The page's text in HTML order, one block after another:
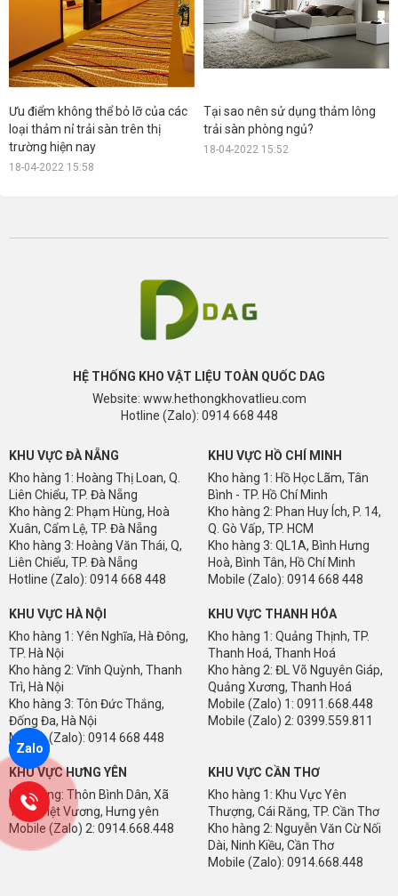
Ưu điểm không thể bỏ lỡ của các
loại thảm nỉ trải sàn trên thị
trường hiện nay
18-04-2022 15:58
Tại sao nên sử dụng thảm lông
trải sàn phòng ngủ?
18-04-2022 15:52
HỆ THỐNG KHO VẬT LIỆU TOÀN QUỐC DAG
Website: www.hethongkhovatlieu.com
Hotline (Zalo): 0914 668 448
KHU VỰC ĐÀ NẴNG
Kho hàng 1: Hoàng Thị Loan, Q.
Liên Chiểu, TP. Đà Nẵng
Kho hàng 2: Phạm Hùng, Hoà
Xuân, Cẩm Lệ, TP. Đà Nẵng
Kho hàng 3: Hoàng Văn Thái, Q,
Liên Chiểu, TP. Đà Nẵng
Hotline (Zalo): 0914 668 448
KHU VỰC HỒ CHÍ MINH
Kho hàng 1: Hồ Học Lãm, Tân
Bình - TP. Hồ Chí Minh
Kho hàng 2: Phan Huy Ích, P. 14,
Q. Gò Vấp, TP. HCM
Kho hàng 3: QL1A, Bình Hưng
Hoà, Bình Tân, Hồ Chí Minh
Mobile (Zalo): 0914 668 448
KHU VỰC HÀ NỘI
Kho hàng 1: Yên Nghĩa, Hà Đông,
TP. Hà Nội
Kho hàng 2: Vĩnh Quỳnh, Thanh
Trì, Hà Nội
Kho hàng 3: Tôn Đức Thắng,
Đống Đa, Hà Nội
Mobile (Zalo): 0914 668 448
KHU VỰC THANH HÓA
Kho hàng 1: Quảng Thịnh, TP.
Thanh Hoá, Thanh Hoá
Kho hàng 2: ĐL Võ Nguyên Giáp,
Quảng Xương, Thanh Hoá
Mobile (Zalo) 1: 0911.668.448
Mobile (Zalo) 2: 0399.559.811
KHU VỰC HƯNG YÊN
Kho hàng: Thôn Bình Dân, Xã
Triệu Việt Vương, Hưng yên
Mobile (Zalo) 2: 0914.668.448
KHU VỰC CẦN THƠ
Kho hàng 1: Khu Vực Yên
Thượng, Cái Răng, TP. Cần Thơ
Kho hàng 2: Nguyễn Văn Cừ Nối
Dài, Ninh Kiều, Cần Thơ
Mobile (Zalo): 0914.668.448
Zalo